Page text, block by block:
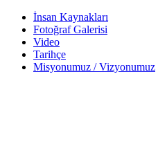
İnsan Kaynakları
Fotoğraf Galerisi
Video
Tarihçe
Misyonumuz / Vizyonumuz